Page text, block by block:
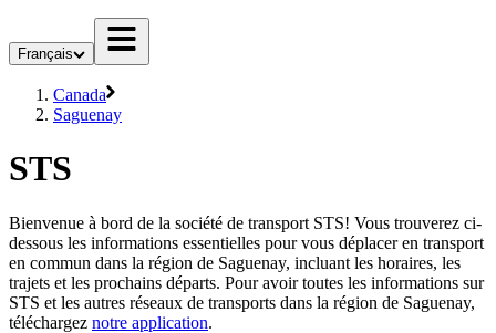
Français
Canada
Saguenay
STS
Bienvenue à bord de la société de transport STS! Vous trouverez ci-
dessous les informations essentielles pour vous déplacer en transport
en commun dans la région de Saguenay, incluant les horaires, les
trajets et les prochains départs. Pour avoir toutes les informations sur
STS et les autres réseaux de transports dans la région de Saguenay,
téléchargez notre application.